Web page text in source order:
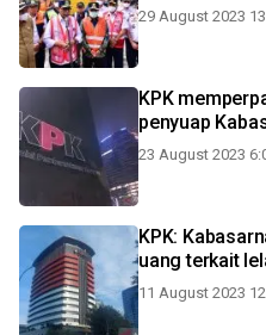
29 August 2023
KPK
penyuap
23 August 2023
KPK:
uang terkait
11 August 2023